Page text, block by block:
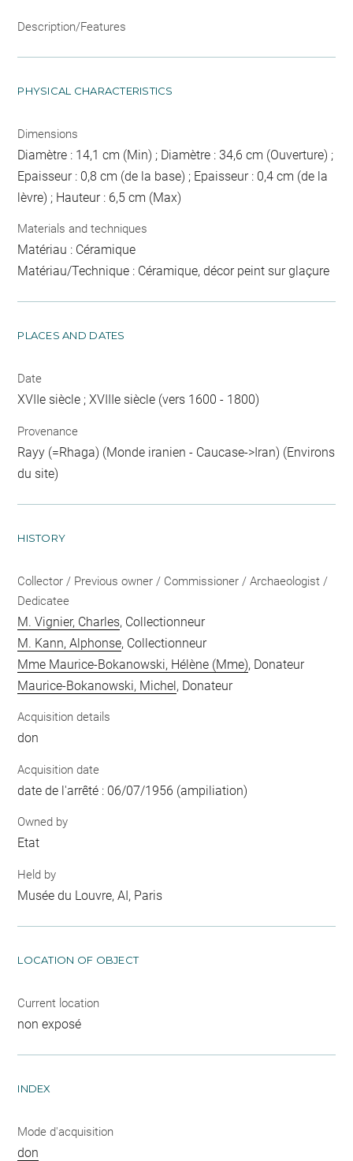
Description/Features
PHYSICAL CHARACTERISTICS
Dimensions
Diamètre : 14,1 cm (Min) ; Diamètre : 34,6 cm (Ouverture) ;
Epaisseur : 0,8 cm (de la base) ; Epaisseur : 0,4 cm (de la
lèvre) ; Hauteur : 6,5 cm (Max)
Materials and techniques
Matériau : Céramique
Matériau/Technique : Céramique, décor peint sur glaçure
PLACES AND DATES
Date
XVIIe siècle ; XVIIIe siècle (vers 1600 - 1800)
Provenance
Rayy (=Rhaga) (Monde iranien - Caucase->Iran) (Environs
du site)
HISTORY
Collector / Previous owner / Commissioner / Archaeologist /
Dedicatee
M. Vignier, Charles, Collectionneur
M. Kann, Alphonse, Collectionneur
Mme Maurice-Bokanowski, Hélène (Mme), Donateur
Maurice-Bokanowski, Michel, Donateur
Acquisition details
don
Acquisition date
date de l'arrêté : 06/07/1956 (ampiliation)
Owned by
Etat
Held by
Musée du Louvre, AI, Paris
LOCATION OF OBJECT
Current location
non exposé
INDEX
Mode d'acquisition
don